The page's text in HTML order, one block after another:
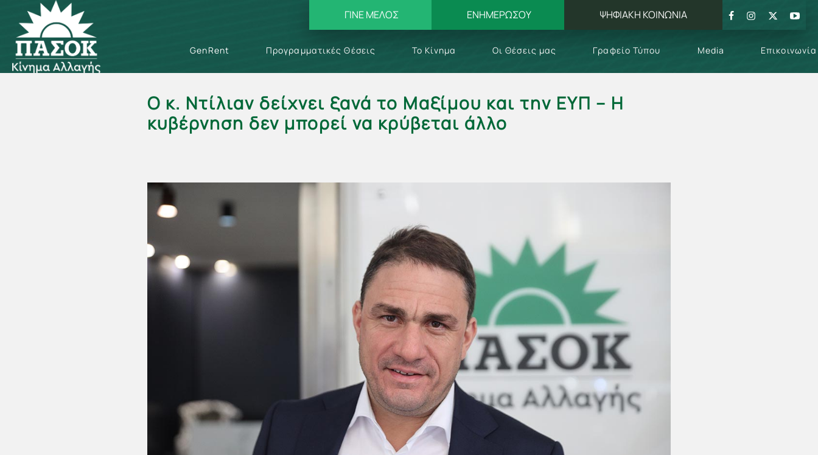
ΓΙΝΕ ΜΕΛΟΣ ΕΝΗΜΕΡΩΣΟΥ ΨΗΦΙΑΚΗ ΚΟΙΝΩΝΙΑ
GenRent Προγραμματικές Θέσεις Το Κίνημα Οι Θέσεις μας Γραφείο Τύπου Media Επικοινωνία
Ο κ. Ντίλιαν δείχνει ξανά το Μαξίμου και την ΕΥΠ – Η
κυβέρνηση δεν μπορεί να κρύβεται άλλο